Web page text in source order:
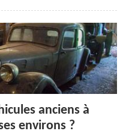
anciens à
environs ?